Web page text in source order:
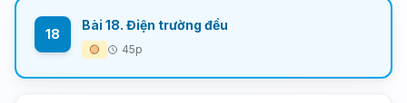
18
Bài 18. Điện trường đều
🟡 45p